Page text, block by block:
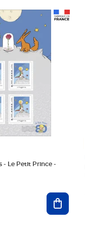
- Le Petit Prince -